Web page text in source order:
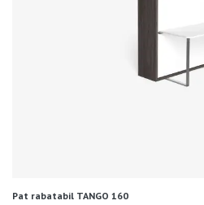
Pat rabatabil TANGO 160